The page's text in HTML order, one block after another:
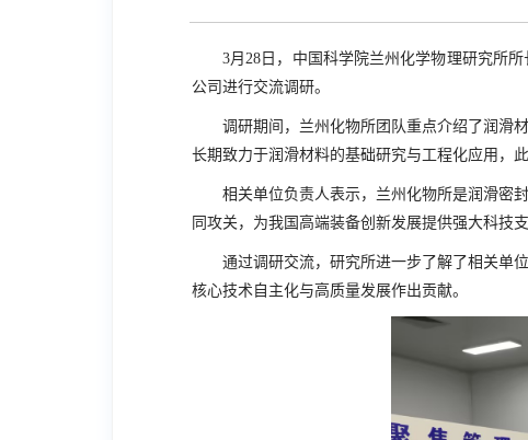
3月28 日，中国科学院兰州化学物理研究所
公司进行交流调研。
调研期间，兰州化物所团队重点介绍了润滑
长期致力于润滑材料的基础研究与工程化应用，
相关单位负责人表示，兰州化物所是润滑密
同攻关，为我国高端装备创新发展提供强大科技支
通过调研交流，研究所进一步了解了相关单
核心技术自主化与高质量发展作出贡献。